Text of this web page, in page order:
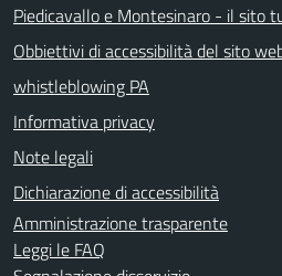
Piedicavallo e Montesinaro - il sito
Obbiettivi di accessibilità del sito
whistleblowing PA
Informativa privacy
Note legali
Dichiarazione di accessibilità
Amministrazione trasparente
Leggi le FAQ